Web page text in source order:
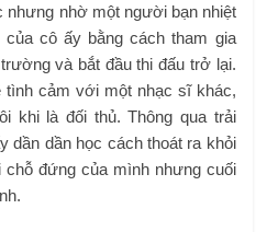
nhưng nhờ một người bạn nhiệt
cô ấy bằng cách tham gia
và bắt đầu thi đấu trở lại.
tình cảm với một nhạc sĩ khác,
khi là đối thủ. Thông qua trải
dần dần học cách thoát ra khỏi
đứng của mình nhưng cuối